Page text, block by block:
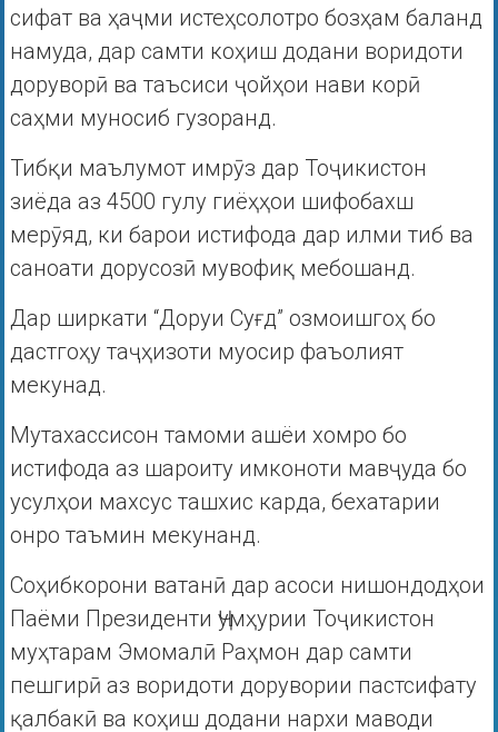
сифат ва ҳаҷми истеҳсолотро бозҳам баланд
намуда, дар самти коҳиш додани воридоти
доруворӣ ва таъсиси ҷойҳои нави корӣ
саҳми муносиб гузоранд.
Тибқи маълумот имрӯз дар Тоҷикистон
зиёда аз 4500 гулу гиёҳҳои шифобахш
мерӯяд, ки барои истифода дар илми тиб ва
саноати дорусозӣ мувофиқ мебошанд.
Дар ширкати “Доруи Суғд” озмоишгоҳ бо
дастгоҳу таҷҳизоти муосир фаъолият
мекунад.
Мутахассисон тамоми ашёи хомро бо
истифода аз шароиту имконоти мавҷуда бо
усулҳои махсус ташхис карда, бехатарии
онро таъмин мекунанд.
Соҳибкорони ватанӣ дар асоси нишондодҳои
Паёми Президенти Ҷумҳурии Тоҷикистон
муҳтарам Эмомалӣ Раҳмон дар самти
пешгирӣ аз воридоти дорувории пастсифату
қалбакӣ ва коҳиш додани нархи маводи